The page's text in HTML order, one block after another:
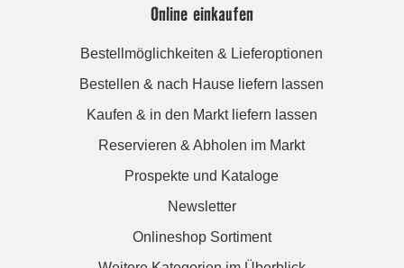
Online einkaufen
Bestellmöglichkeiten & Lieferoptionen
Bestellen & nach Hause liefern lassen
Kaufen & in den Markt liefern lassen
Reservieren & Abholen im Markt
Prospekte und Kataloge
Newsletter
Onlineshop Sortiment